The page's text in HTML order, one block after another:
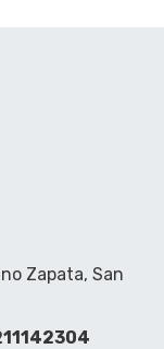
Zapata, San